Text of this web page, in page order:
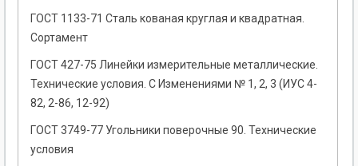
ГОСТ 1133-71 Сталь кованая круглая и квадратная.
Сортамент
ГОСТ 427-75 Линейки измерительные металлические.
Технические условия. С Изменениями № 1, 2, 3 (ИУС 4-
82, 2-86, 12-92)
ГОСТ 3749-77 Угольники поверочные 90. Технические
условия